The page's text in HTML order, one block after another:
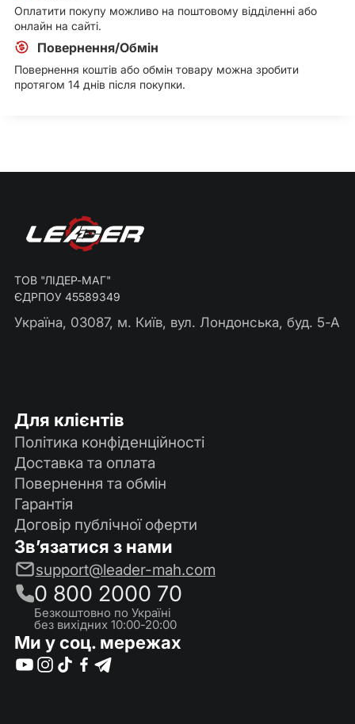
Оплатити покупу можливо на поштовому відділенні або
онлайн на сайті.
Повернення/Обмін
Повернення коштів або обмін товару можна зробити
протягом 14 днів після покупки.
ТОВ "ЛІДЕР-МАГ"
ЄДРПОУ 45589349
Україна, 03087, м. Київ, вул. Лондонська, буд. 5-А
Для клієнтів
Політика конфіденційності
Доставка та оплата
Повернення та обмін
Гарантія
Договір публічної оферти
Зв’язатися з нами
support@leader-mah.com
0 800 2000 70
Безкоштовно по Україні
без вихідних 10:00-20:00
Ми у соц. мережах